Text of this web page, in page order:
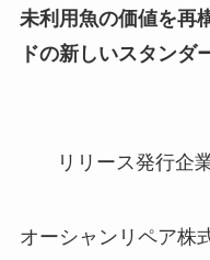
未利用魚の価値を再
ドの新しいスタンダ
リリース発行企
オーシャンリペア株